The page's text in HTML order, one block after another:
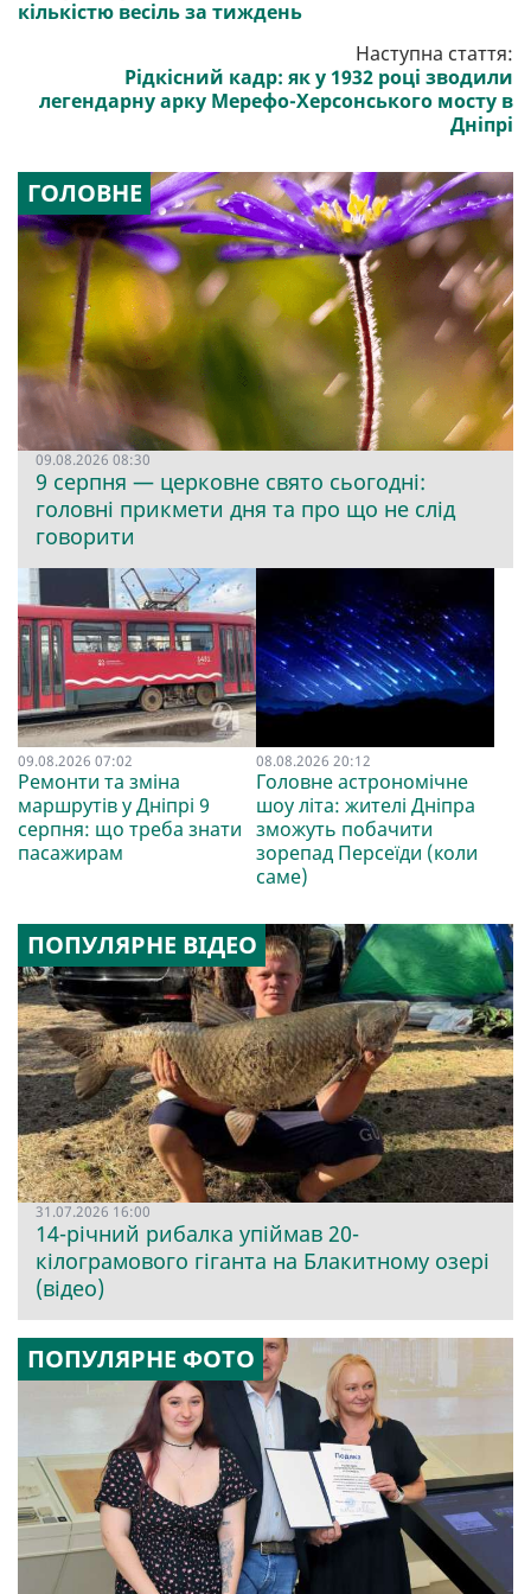
кількістю весіль за тиждень
Наступна стаття:
Рідкісний кадр: як у 1932 році зводили
легендарну арку Мерефо-Херсонського мосту в
Дніпрі
ГОЛОВНЕ
09.08.2026 08:30
9 серпня — церковне свято сьогодні:
головні прикмети дня та про що не слід
говорити
09.08.2026 07:02
Ремонти та зміна
маршрутів у Дніпрі 9
серпня: що треба знати
пасажирам
08.08.2026 20:12
Головне астрономічне
шоу літа: жителі Дніпра
зможуть побачити
зорепад Персеїди (коли
саме)
ПОПУЛЯРНЕ ВІДЕО
31.07.2026 16:00
14-річний рибалка упіймав 20-
кілограмового гіганта на Блакитному озері
(відео)
ПОПУЛЯРНЕ ФОТО